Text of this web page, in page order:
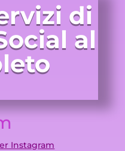
di
al
Instagram